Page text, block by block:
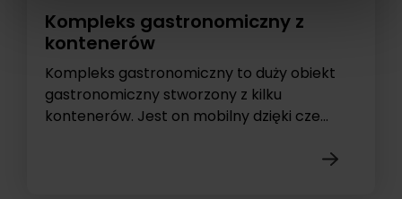
Kompleks gastronomiczny z
kontenerów
Kompleks gastronomiczny to duży obiekt
gastronomiczny stworzony z kilku
kontenerów. Jest on mobilny dzięki cze...